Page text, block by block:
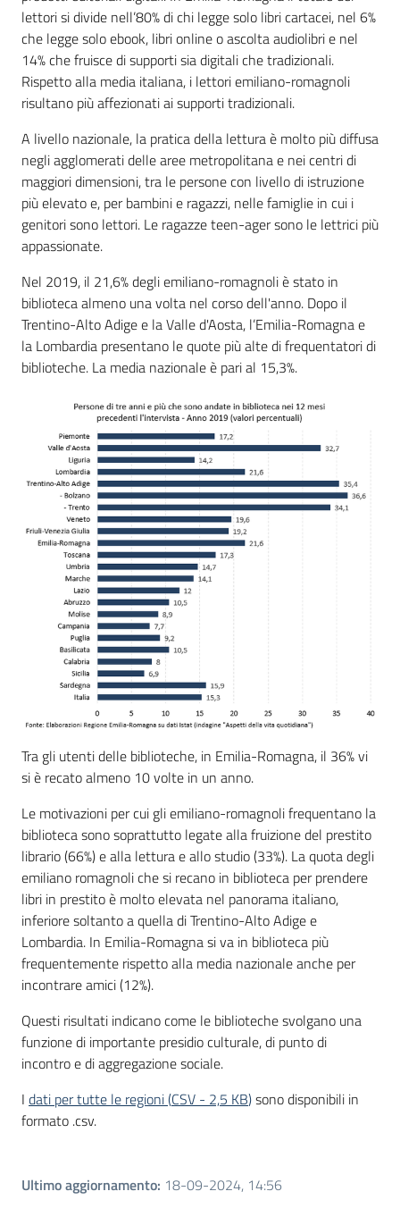
lettori si divide nell’80% di chi legge solo libri cartacei, nel 6%
che legge solo ebook, libri online o ascolta audiolibri e nel
14% che fruisce di supporti sia digitali che tradizionali.
Rispetto alla media italiana, i lettori emiliano-romagnoli
risultano più affezionati ai supporti tradizionali.
A livello nazionale, la pratica della lettura è molto più diffusa
negli agglomerati delle aree metropolitana e nei centri di
maggiori dimensioni, tra le persone con livello di istruzione
più elevato e, per bambini e ragazzi, nelle famiglie in cui i
genitori sono lettori. Le ragazze teen-ager sono le lettrici più
appassionate.
Nel 2019, il 21,6% degli emiliano-romagnoli è stato in
biblioteca almeno una volta nel corso dell'anno. Dopo il
Trentino-Alto Adige e la Valle d'Aosta, l’Emilia-Romagna e
la Lombardia presentano le quote più alte di frequentatori di
biblioteche. La media nazionale è pari al 15,3%.
Tra gli utenti delle biblioteche, in Emilia-Romagna, il 36% vi
si è recato almeno 10 volte in un anno.
Le motivazioni per cui gli emiliano-romagnoli frequentano la
biblioteca sono soprattutto legate alla fruizione del prestito
librario (66%) e alla lettura e allo studio (33%). La quota degli
emiliano romagnoli che si recano in biblioteca per prendere
libri in prestito è molto elevata nel panorama italiano,
inferiore soltanto a quella di Trentino-Alto Adige e
Lombardia. In Emilia-Romagna si va in biblioteca più
frequentemente rispetto alla media nazionale anche per
incontrare amici (12%).
Questi risultati indicano come le biblioteche svolgano una
funzione di importante presidio culturale, di punto di
incontro e di aggregazione sociale.
I dati per tutte le regioni(CSV - 2,5 KB)sono disponibili in
formato .csv.
Ultimo aggiornamento: 18-09-2024, 14:56